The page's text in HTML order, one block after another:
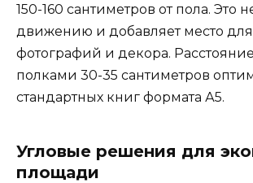
150-160 сантиметров от пола. Это
движению и добавляет место
фотографий и декора.
полками 30-35 сантиметров
стандартных книг формата А5.
Угловые решения для
площади